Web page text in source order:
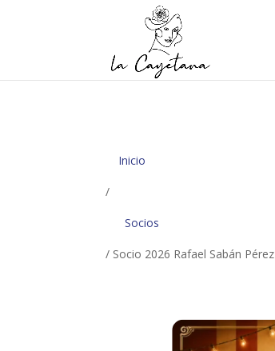
Inicio
/
Socios
/ Socio 2026 Rafael Sabán Pérez